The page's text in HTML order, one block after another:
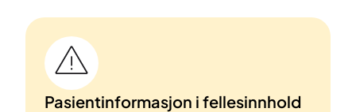
Pasientinformasjon i fellesinnhold